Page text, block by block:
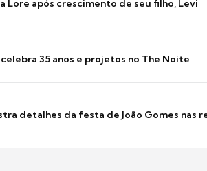
Lore após crescimento de seu filho, Levi
35 anos e projetos no The Noite
detalhes da festa de João Gomes nas